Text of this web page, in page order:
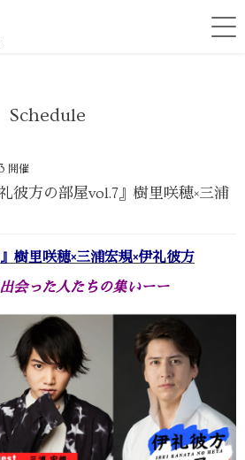
Schedule
開催
彼方の部屋vol.7』樹里咲穂×三浦
樹里咲穂×三浦宏規×伊礼彼方
会った人たちの集いーー